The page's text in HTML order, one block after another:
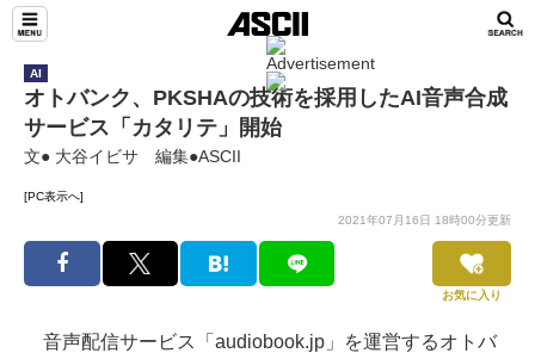
AI
オトバンク、PKSHAの技術を採用したAI音声合成
サービス「カタリテ」開始
文● 大谷イビサ 編集●ASCII
[PC表示へ]
2021年07月16日 18時00分更新
お気に入り
音声配信サービス「audiobook.jp」を運営するオトバ